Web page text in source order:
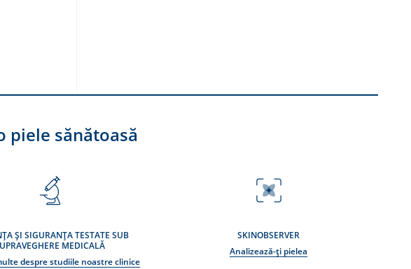
piele sănătoasă
ȘI SIGURANȚA TESTATE SUB
MEDICALĂ
despre studiile noastre clinice
SKINOBSERVER
Analizează-ți pielea